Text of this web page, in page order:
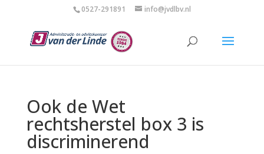
0527-291891 info@jvdlbv.nl
Ook de Wet
rechtsherstel box 3 is
discriminerend